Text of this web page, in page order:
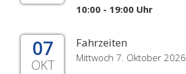
10:00 - 19:00 Uhr
07
OKT
Fahrzeiten
Mittwoch 7. Oktober 2026